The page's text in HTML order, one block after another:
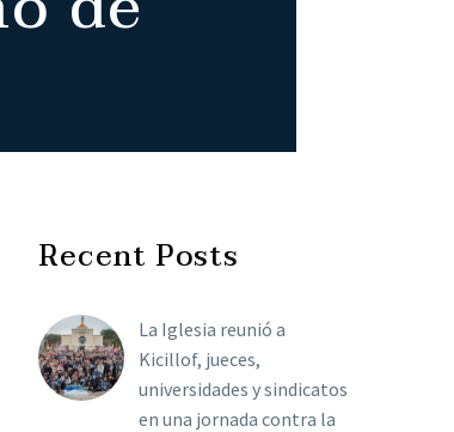
Recent Posts
La Iglesia reunió a
Kicillof, jueces,
universidades y sindicatos
en una jornada contra la